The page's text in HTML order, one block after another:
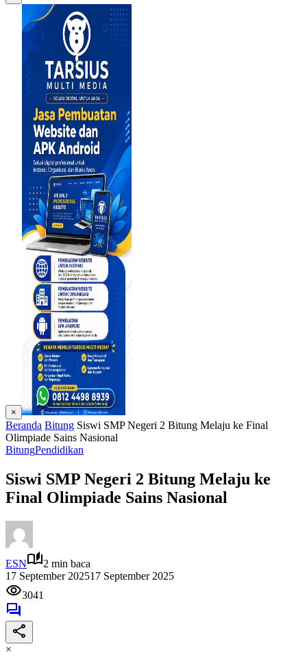
×
Beranda Bitung Siswi SMP Negeri 2 Bitung Melaju ke Final
Olimpiade Sains Nasional
BitungPendidikan
Siswi SMP Negeri 2 Bitung Melaju ke
Final Olimpiade Sains Nasional
ESN
2 min baca
17 September 202517 September 2025
3041
×